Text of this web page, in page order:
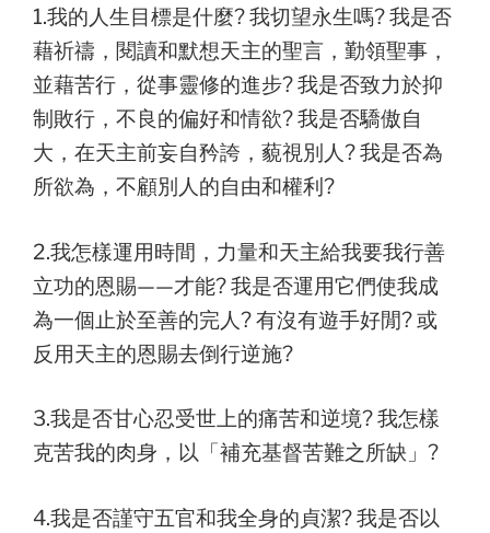
1.我的人生目標是什麼? 我切望永生嗎? 我是否
藉祈禱，閱讀和默想天主的聖言，勤領聖事，
並藉苦行，從事靈修的進步? 我是否致力於抑
制敗行，不良的偏好和情欲? 我是否驕傲自
大，在天主前妄自矜誇，藐視別人? 我是否為
所欲為，不顧別人的自由和權利?
2.我怎樣運用時間，力量和天主給我要我行善
立功的恩賜——才能? 我是否運用它們使我成
為一個止於至善的完人? 有沒有遊手好閒? 或
反用天主的恩賜去倒行逆施?
3.我是否甘心忍受世上的痛苦和逆境? 我怎樣
克苦我的肉身，以「補充基督苦難之所缺」?
4.我是否謹守五官和我全身的貞潔? 我是否以